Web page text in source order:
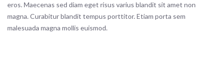
eros. Maecenas sed diam eget risus varius blandit sit amet non
magna. Curabitur blandit tempus porttitor. Etiam porta sem
malesuada magna mollis euismod.